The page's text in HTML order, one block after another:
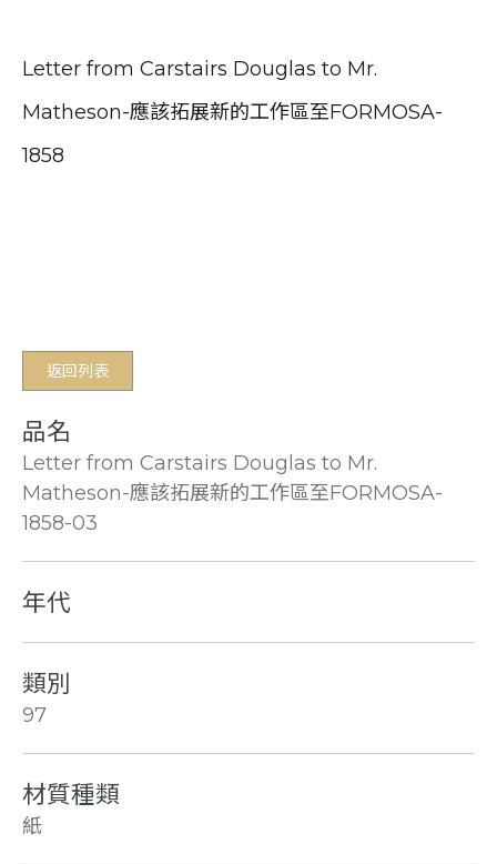
Letter from Carstairs Douglas to Mr.
Matheson-應該拓展新的工作區至FORMOSA-
1858
返回列表
品名
Letter from Carstairs Douglas to Mr.
Matheson-應該拓展新的工作區至FORMOSA-
1858-03
年代
類別
97
材質種類
紙